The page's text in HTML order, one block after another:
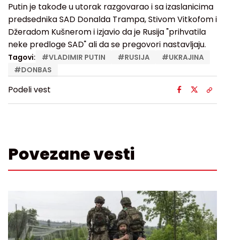
Putin je takođe u utorak razgovarao i sa izaslanicima
predsednika SAD Donalda Trampa, Stivom Vitkofom i
Džeradom Kušnerom i izjavio da je Rusija "prihvatila
neke predloge SAD" ali da se pregovori nastavljaju.
Tagovi: #VLADIMIR PUTIN #RUSIJA #UKRAJINA
#DONBAS
Podeli vest
Povezane vesti